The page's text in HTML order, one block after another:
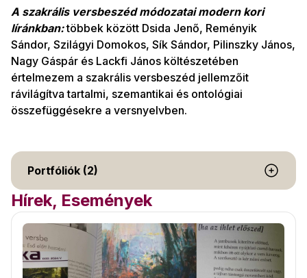
A szakrális versbeszéd módozatai modern kori
líránkban:többek között Dsida Jenő, Reményik
Sándor, Szilágyi Domokos, Sík Sándor, Pilinszky János,
Nagy Gáspár és Lackfi János költészetében
értelmezem a szakrális versbeszéd jellemzőit
rávilágítva tartalmi, szemantikai és ontológiai
összefüggésekre a versnyelvben.
Portfóliók (2)
Hírek, Események